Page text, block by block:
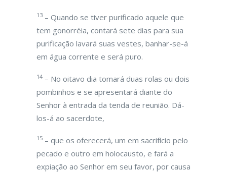
13 – Quando se tiver purificado aquele que
tem gonorréia, contará sete dias para sua
purificação lavará suas vestes, banhar-se-á
em água corrente e será puro.
14 – No oitavo dia tomará duas rolas ou dois
pombinhos e se apresentará diante do
Senhor à entrada da tenda de reunião. Dá-
los-á ao sacerdote,
15 – que os oferecerá, um em sacrifício pelo
pecado e outro em holocausto, e fará a
expiação ao Senhor em seu favor, por causa